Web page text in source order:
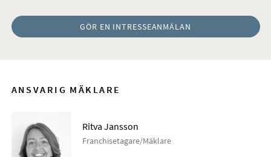
GÖR EN INTRESSEANMÄLAN
ANSVARIG MÄKLARE
Ritva Jansson
Franchisetagare/Mäklare